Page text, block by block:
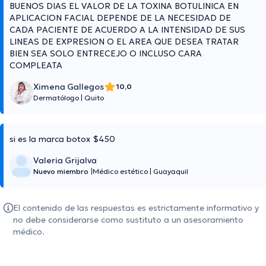
BUENOS DIAS EL VALOR DE LA TOXINA BOTULINICA EN
APLICACION FACIAL DEPENDE DE LA NECESIDAD DE
CADA PACIENTE DE ACUERDO A LA INTENSIDAD DE SUS
LINEAS DE EXPRESION O EL AREA QUE DESEA TRATAR
BIEN SEA SOLO ENTRECEJO O INCLUSO CARA
COMPLEATA
Ximena Gallegos
10,0
Dermatólogo Quito
si es la marca botox $450
Valeria Grijalva
Nuevo miembro Médico estético Guayaquil
El contenido de las respuestas es estrictamente informativo y
no debe considerarse como sustituto a un asesoramiento
médico.